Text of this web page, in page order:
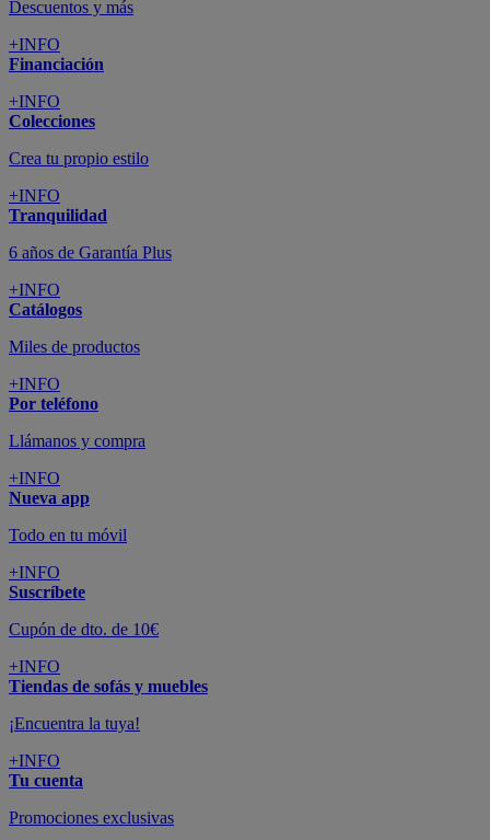
Descuentos y más
+INFO
Financiación
+INFO
Colecciones
Crea tu propio estilo
+INFO
Tranquilidad
6 años de Garantía Plus
+INFO
Catálogos
Miles de productos
+INFO
Por teléfono
Llámanos y compra
+INFO
Nueva app
Todo en tu móvil
+INFO
Suscríbete
Cupón de dto. de 10€
+INFO
Tiendas de sofás y muebles
¡Encuentra la tuya!
+INFO
Tu cuenta
Promociones exclusivas